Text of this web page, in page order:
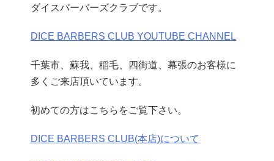
ダイスバーバーズクラブです。
DICE BARBERS CLUB YOUTUBE CHANNEL
千葉市、蘇我、稲毛、四街道、幕張のお客様に
多くご来店頂いています。
初めての方はこちらをご覧下さい。
DICE BARBERS CLUB(本店)について